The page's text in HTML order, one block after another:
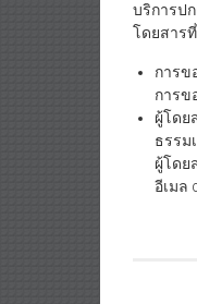
บริการป
โดยสาร
การข
การข
ผู้โดย
ธรรม
ผู้โดย
อีเมล